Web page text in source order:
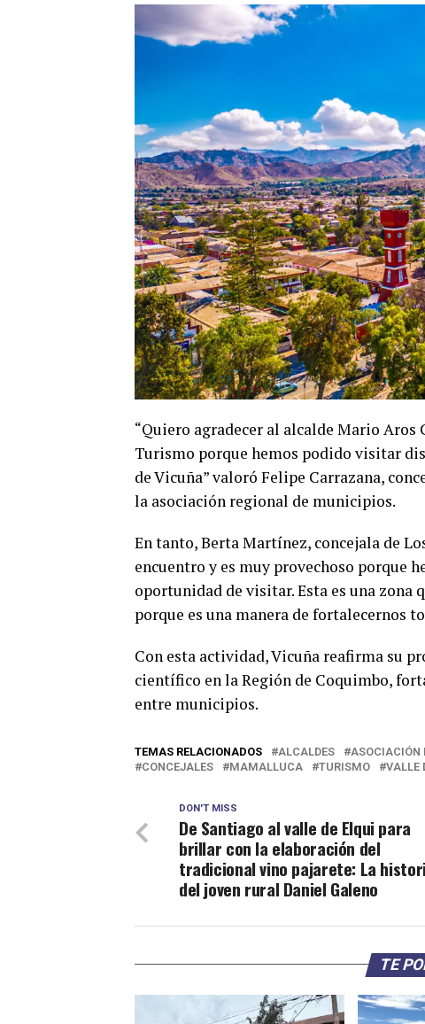
“Quiero agradecer al alcalde Mario
Turismo porque hemos podido visitar
de Vicuña” valoró Felipe Carrazana,
la asociación regional de municipios.
En tanto, Berta Martínez, concejala de
encuentro y es muy provechoso porque
oportunidad de visitar. Esta es una zona
porque es una manera de fortalecernos
Con esta actividad, Vicuña reafirma su
científico en la Región de Coquimbo,
entre municipios.
TEMAS RELACIONADOS ALCALDES ASOCIACIÓN
CONCEJALES
MAMALLUCA TURISMO VALLE
DON'T MISS
De Santiago al valle de Elqui para
brillar con la elaboración del
tradicional vino pajarete: La
del joven rural Daniel Galeno
TE